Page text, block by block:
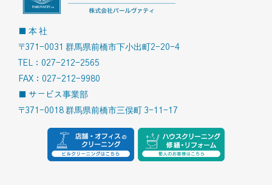
■ 本 社
〒371-0031 群馬県前橋市下小出町2-20-4
TEL：027-212-2565
FAX：027-212-9980
■ サービス事業部
〒371-0018 群馬県前橋市三俣町 3-11-17